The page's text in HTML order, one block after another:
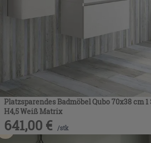
Platzsparendes Badmöbel Qubo 70x38 cm
H4,5 Weiß Matrix
641,00 € /stk